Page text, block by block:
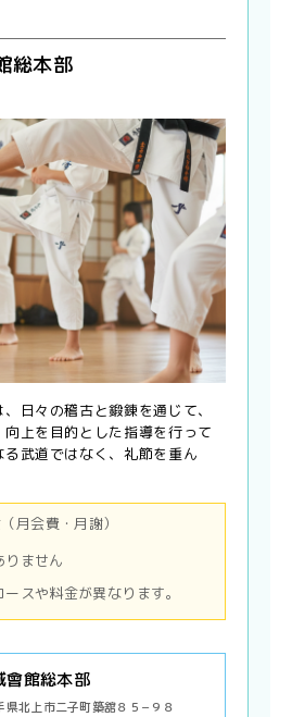
総本部
日々の稽古と鍛錬を通じて、
上を目的とした指導を行って
武道ではなく、礼節を重ん
月会費・月謝）
ません
スや料金が異なります。
會館総本部
県北上市二子町築舘８５−９８